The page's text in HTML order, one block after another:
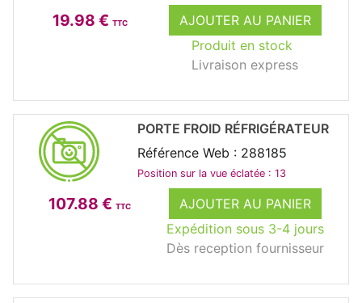
19.98 € TTC
AJOUTER AU PANIER
Produit en stock
Livraison express
107.88 € TTC
AJOUTER AU PANIER
Expédition sous 3-4 jours
Dès reception fournisseur
PORTE FROID RÉFRIGÉRATEUR
Référence Web : 288185
Position sur la vue éclatée : 13